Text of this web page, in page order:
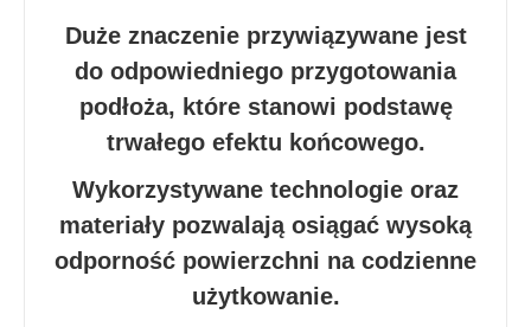
Duże znaczenie przywiązywane jest
do odpowiedniego przygotowania
podłoża, które stanowi podstawę
trwałego efektu końcowego.
Wykorzystywane technologie oraz
materiały pozwalają osiągać wysoką
odporność powierzchni na codzienne
użytkowanie.